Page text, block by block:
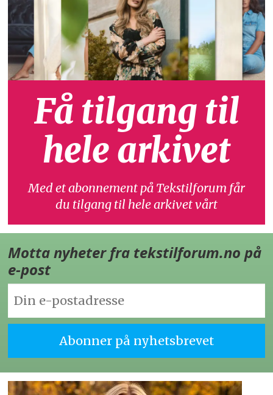
Få tilgang til
hele arkivet
Med et abonnement på Tekstilforum får
du tilgang til hele arkivet vårt
Motta nyheter fra tekstilforum.no på
e-post